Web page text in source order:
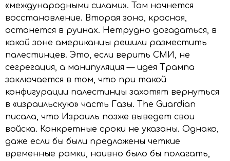
«международными силами». Там начнется
восстановление. Вторая зона, красная,
останется в руинах. Нетрудно догадаться, в
какой зоне американцы решили разместить
палестинцев. Это, если верить СМИ, не
сегрегация, а манипуляция — идея Трампа
заключается в том, что при такой
конфигурации палестинцы захотят вернуться
в «израильскую» часть Газы. The Guardian
писала, что Израиль позже выведет свои
войска. Конкретные сроки не указаны. Однако,
даже если бы были предложены четкие
временные рамки, наивно было бы полагать,